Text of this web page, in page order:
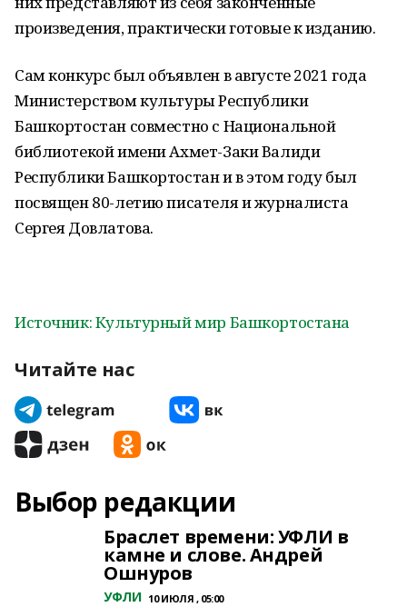
произведения, практически готовые к изданию.
Сам конкурс был объявлен в августе 2021 года
Министерством культуры Республики
Башкортостан совместно с Национальной
библиотекой имени Ахмет-Заки Валиди
Республики Башкортостан и в этом году был
посвящен 80-летию писателя и журналиста
Сергея Довлатова.
Источник: Культурный мир Башкортостана
Читайте нас
Выбор редакции
Браслет времени: УФЛИ в
камне и слове. Андрей
Ошнуров
УФЛИ 10 ИЮЛЯ , 05:00